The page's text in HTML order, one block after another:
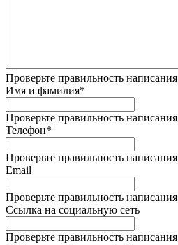
Проверьте правильность написания
Имя и фамилия*
Проверьте правильность написания
Телефон*
Проверьте правильность написания
Email
Проверьте правильность написания
Ссылка на социальную сеть
Проверьте правильность написания